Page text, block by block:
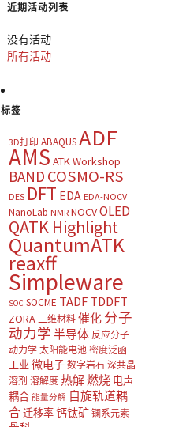
近期活动列表
没有活动
所有活动
标签
3D打印 ABAQUSADF
AMS ATK Workshop
BAND COSMO-RS
DES DFT EDA EDA-NOCV
NanoLab NMR NOCVOLED
QATK Highlight
QuantumATK
reaxff
Simpleware
SOC SOCME TADF TDDFT
ZORA 二维材料 催化 分子
动力学 半导体 反应分子
动力学 太阳能电池 密度泛函
工业 微电子 数字岩石 深共晶
溶剂 溶解度 热解燃烧 电声
耦合 能量分解 自旋轨道耦
合迁移率钙钛矿 镧系元素